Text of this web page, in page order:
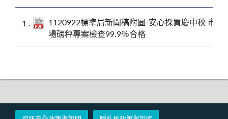
1120922標準局新聞稿附圖-安心採買慶中秋 市
場磅秤專案檢查99.9％合格